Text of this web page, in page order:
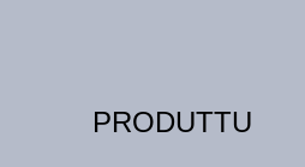
PRODUTTU